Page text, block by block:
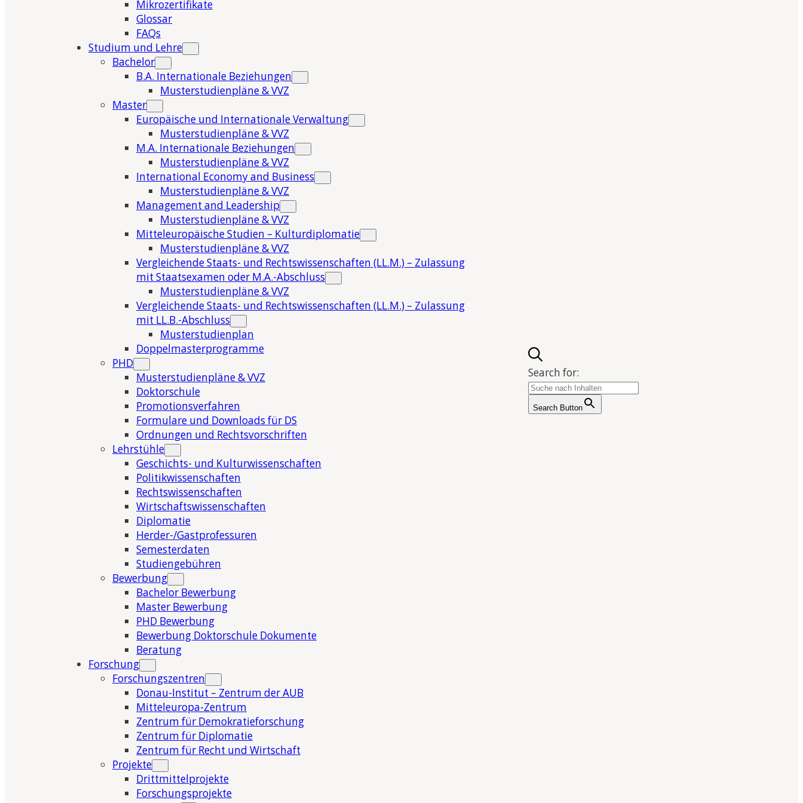
Mikrozertifikate
Glossar
FAQs
Studium und Lehre
Bachelor
B.A. Internationale Beziehungen
Musterstudienpläne & VVZ
Master
Europäische und Internationale Verwaltung
Musterstudienpläne & VVZ
M.A. Internationale Beziehungen
Musterstudienpläne & VVZ
International Economy and Business
Musterstudienpläne & VVZ
Management and Leadership
Musterstudienpläne & VVZ
Mitteleuropäische Studien – Kulturdiplomatie
Musterstudienpläne & VVZ
Vergleichende Staats- und Rechtswissenschaften (LL.M.) – Zulassung
mit Staatsexamen oder M.A.-Abschluss
Musterstudienpläne & VVZ
Vergleichende Staats- und Rechtswissenschaften (LL.M.) – Zulassung
mit LL.B.-Abschluss
Musterstudienplan
Doppelmasterprogramme
PHD
Musterstudienpläne & VVZ
Doktorschule
Promotionsverfahren
Formulare und Downloads für DS
Ordnungen und Rechtsvorschriften
Lehrstühle
Geschichts- und Kulturwissenschaften
Politikwissenschaften
Rechtswissenschaften
Wirtschaftswissenschaften
Diplomatie
Herder-/Gastprofessuren
Semesterdaten
Studiengebühren
Bewerbung
Bachelor Bewerbung
Master Bewerbung
PHD Bewerbung
Bewerbung Doktorschule Dokumente
Beratung
Forschung
Forschungszentren
Donau-Institut – Zentrum der AUB
Mitteleuropa-Zentrum
Zentrum für Demokratieforschung
Zentrum für Diplomatie
Zentrum für Recht und Wirtschaft
Projekte
Drittmittelprojekte
Forschungsprojekte
Search for:
Search Button